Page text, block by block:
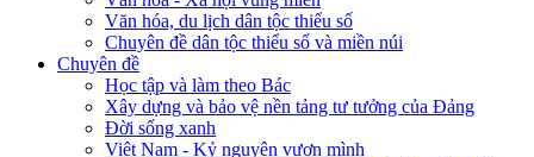
Văn hóa, du lịch dân tộc thiểu số
Chuyên đề dân tộc thiểu số và miền núi
Chuyên đề
Học tập và làm theo Bác
Xây dựng và bảo vệ nền tảng tư tưởng của Đảng
Đời sống xanh
Việt Nam - Kỷ nguyên vươn mình